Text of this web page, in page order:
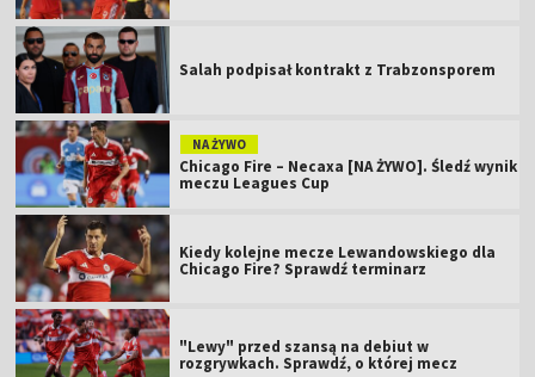
Salah podpisał kontrakt z Trabzonsporem
NA ŻYWO
Chicago Fire – Necaxa [NA ŻYWO]. Śledź wynik
meczu Leagues Cup
Kiedy kolejne mecze Lewandowskiego dla
Chicago Fire? Sprawdź terminarz
"Lewy" przed szansą na debiut w
rozgrywkach. Sprawdź, o której mecz